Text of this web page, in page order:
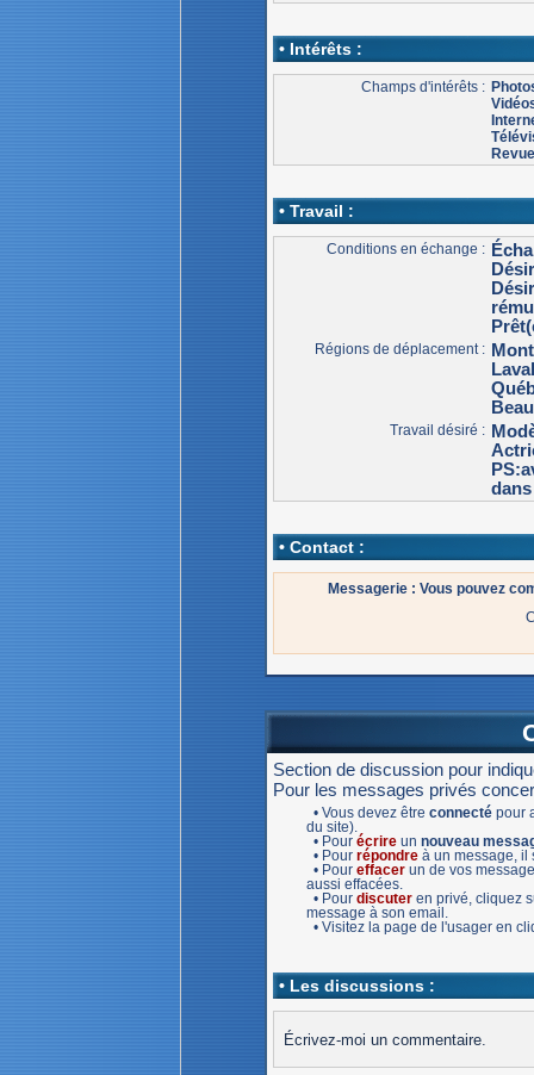
• Intérêts :
Champs d'intérêts :
• Travail :
Conditions en échange :
Régions de déplacement :
Travail désiré :
• Contact :
Messagerie : Vous pouvez
Section de discussion pour
Pour les messages privés
• Vous devez être connectépour
du site).
• Pour écrireun nouveau
• Pour répondreà un message, il
• Pour effacerun de vos
aussi effacées.
• Pour discuteren privé, cliquez
message à son email.
• Visitez la page de l'usager en
• Les discussions :
Écrivez-moi un commentaire.